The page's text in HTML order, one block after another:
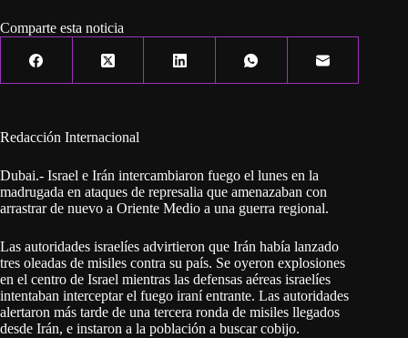
Comparte esta noticia
Redacción Internacional
Dubai.- Israel e Irán intercambiaron fuego el lunes en la
madrugada en ataques de represalia que amenazaban con
arrastrar de nuevo a Oriente Medio a una guerra regional.
Las autoridades israelíes advirtieron que Irán había lanzado
tres oleadas de misiles contra su país. Se oyeron explosiones
en el centro de Israel mientras las defensas aéreas israelíes
intentaban interceptar el fuego iraní entrante. Las autoridades
alertaron más tarde de una tercera ronda de misiles llegados
desde Irán, e instaron a la población a buscar cobijo.